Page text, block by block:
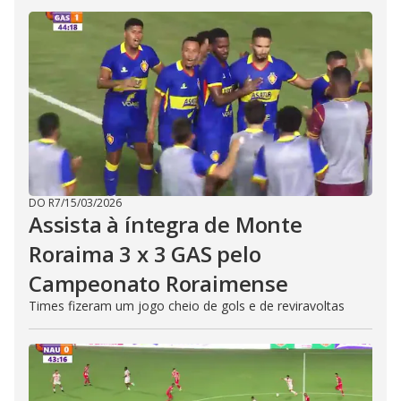
DO R7/15/03/2026
Assista à íntegra de Monte
Roraima 3 x 3 GAS pelo
Campeonato Roraimense
Times fizeram um jogo cheio de gols e de reviravoltas